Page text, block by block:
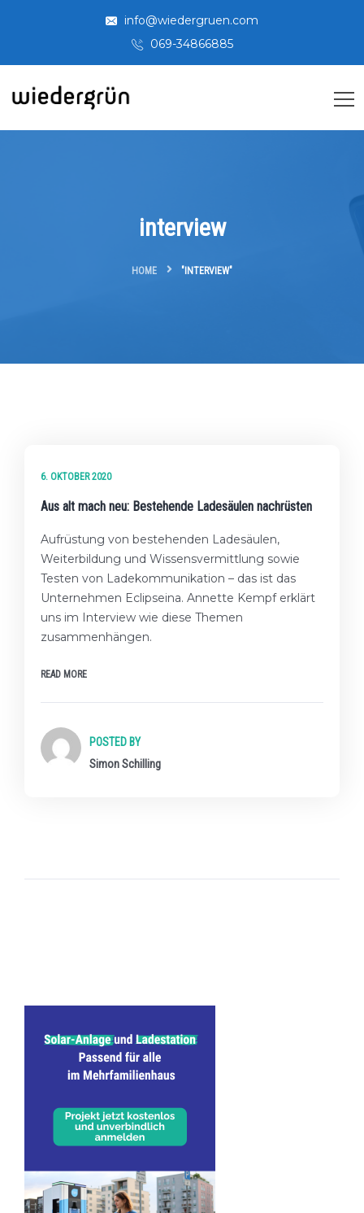
info@wiedergruen.com
069-34866885
interview
HOME "INTERVIEW"
6. OKTOBER 2020
Aus alt mach neu: Bestehende Ladesäulen nachrüsten
Aufrüstung von bestehenden Ladesäulen,
Weiterbildung und Wissensvermittlung sowie
Testen von Ladekommunikation – das ist das
Unternehmen Eclipseina. Annette Kempf erklärt
uns im Interview wie diese Themen
zusammenhängen.
READ MORE
POSTED BY
Simon Schilling